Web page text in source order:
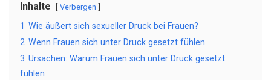
Inhalte Verbergen
1 Wie äußert sich sexueller Druck bei Frauen?
2 Wenn Frauen sich unter Druck gesetzt fühlen
3 Ursachen: Warum Frauen sich unter Druck gesetzt
fühlen